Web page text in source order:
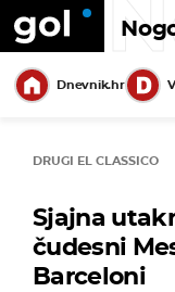
Dnevnik.hr
DRUGI EL CLASSICO
Sjajna
čudesni
Barceloni